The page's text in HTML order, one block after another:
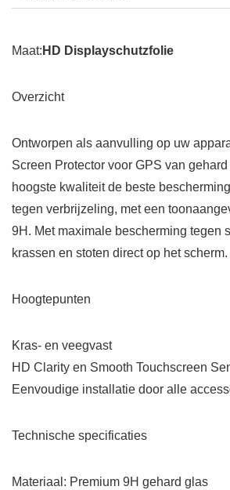
Maat: HD Displayschutzfolie
Overzicht
Ontworpen als aanvulling op uw
Screen Protector voor GPS van
hoogste kwaliteit de beste
tegen verbrijzeling, met een
9H. Met maximale bescherming tegen
krassen en stoten direct op het scherm.
Hoogtepunten
Kras- en veegvast
HD Clarity en Smooth Touchscreen
Eenvoudige installatie door alle
Technische specificaties
Materiaal: Premium 9H gehard glas